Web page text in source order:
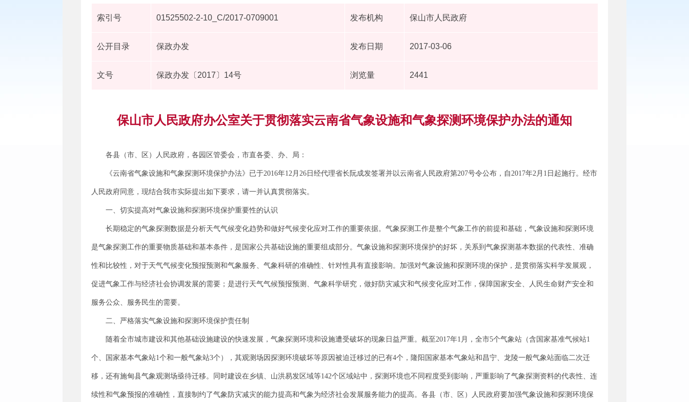
索引号 01525502-2-10_C/2017-0709001 发布机构 保山市人民政府
公开目录 保政办发 发布日期 2017-03-06
文号 保政办发〔2017〕14号 浏览量 2441
保山市人民政府办公室关于贯彻落实云南省气象设施和气象探测环境保护办法的通知
各县（市、区）人民政府，各园区管委会，市直各委、办、局：
《云南省气象设施和气象探测环境保护办法》已于2016年12月26日经代理省长阮成发签署并以云南省人民政府第207号令公布，自2017年2月1日起施行。经市
人民政府同意，现结合我市实际提出如下要求，请一并认真贯彻落实。
一、切实提高对气象设施和探测环境保护重要性的认识
长期稳定的气象探测数据是分析天气气候变化趋势和做好气候变化应对工作的重要依据。气象探测工作是整个气象工作的前提和基础，气象设施和探测环境
是气象探测工作的重要物质基础和基本条件，是国家公共基础设施的重要组成部分。气象设施和探测环境保护的好坏，关系到气象探测基本数据的代表性、准确
性和比较性，对于天气气候变化预报预测和气象服务、气象科研的准确性、针对性具有直接影响。加强对气象设施和探测环境的保护，是贯彻落实科学发展观，
促进气象工作与经济社会协调发展的需要；是进行天气气候预报预测、气象科学研究，做好防灾减灾和气候变化应对工作，保障国家安全、人民生命财产安全和
服务公众、服务民生的需要。
二、严格落实气象设施和探测环境保护责任制
随着全市城市建设和其他基础设施建设的快速发展，气象探测环境和设施遭受破坏的现象日益严重。截至2017年1月，全市5个气象站（含国家基准气候站1
个、国家基本气象站1个和一般气象站3个），其观测场因探测环境破坏等原因被迫迁移过的已有4个，隆阳国家基本气象站和昌宁、龙陵一般气象站面临二次迁
移，还有施甸县气象观测场亟待迁移。同时建设在乡镇、山洪易发区域等142个区域站中，探测环境也不同程度受到影响，严重影响了气象探测资料的代表性、连
续性和气象预报的准确性，直接制约了气象防灾减灾的能力提高和气象为经济社会发展服务能力的提高。各县（市、区）人民政府要加强气象设施和探测环境保